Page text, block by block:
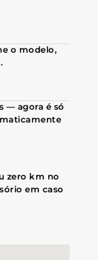
o modelo,
— agora é só
zero km no
em caso